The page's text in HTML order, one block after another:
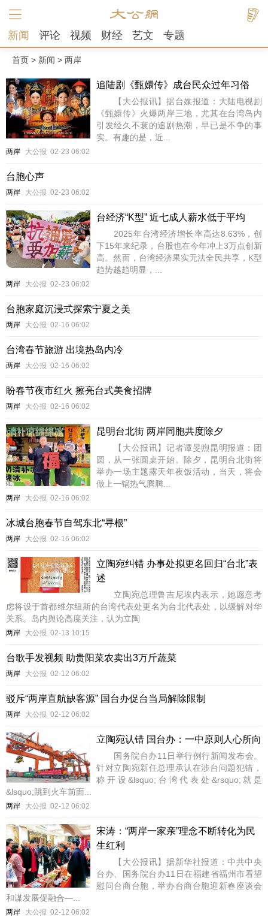
新闻 评论 视频 财经 艺文 专题
首页 > 新闻 > 两岸
追陆剧《甄嬛传》成台民众过年习俗
【大公报讯】据台媒报道：大陆电视剧
《甄嬛传》火爆两岸三地，尤其在台湾岛内
引发经久不衰的追剧热潮，早已是不争的事
实。有趣的是，近...
两岸 大公报 02-23 06:02
台胞心声
两岸 大公报 02-23 06:02
台经济“K型” 近七成人薪水低于平均
2025年台湾经济增长率高达8.63%，创
下15年来纪录，台股也在今年冲上3万点创新
高。然而，台湾经济果实无法全民共享，K型
趋势越趋明显，...
两岸 大公报 02-23 06:02
台胞家庭沉浸式探索宁夏之美
两岸 大公报 02-16 06:02
台湾春节旅游 出境热岛内冷
两岸 大公报 02-16 06:02
盼春节夜市红火 擦亮台式美食招牌
两岸 大公报 02-16 06:02
昆明台北街 两岸同胞共度除夕
【大公报讯】记者谭旻煦昆明报道：团
圆，从一张圆桌开始。除夕，昆明台北街将
举办一场主题露天年夜饭活动，当天，将会
做上一锅热气腾腾...
两岸 大公报 02-16 06:02
冰城台胞春节自驾东北“寻根”
两岸 大公报 02-16 06:02
立陶宛纠错 办事处拟更名回归“台北”表
述
立陶宛总理鲁吉尼埃内表示，她愿意考
虑将设于首都维尔纽斯的台湾代表处更名为台北代表处，以缓解对华
关系。岛内舆论高度关注，认为立陶
两岸 大公报 02-13 10:15
台歌手发视频 助贵阳菜农卖出3万斤蔬菜
两岸 大公报 02-12 06:02
驳斥“两岸直航缺客源” 国台办促台当局解除限制
两岸 大公报 02-12 06:02
立陶宛认错 国台办：一中原则人心所向
国务院台办11日举行例行新闻发布会。
针对立陶宛新任总理承认在涉台问题犯错，
称开设&lsquo;台湾代表处&rsquo;就是
&lsquo;跳到火车前面...
两岸 大公报 02-12 06:02
宋涛：“两岸一家亲”理念不断转化为民
生红利
【大公报讯】据新华社报道：中共中央
台办、国务院台办11日在福建省福州市看望
慰问台商台胞，举办台商台胞迎新春座谈会
和谋发展促融合—...
两岸 大公报 02-12 06:02